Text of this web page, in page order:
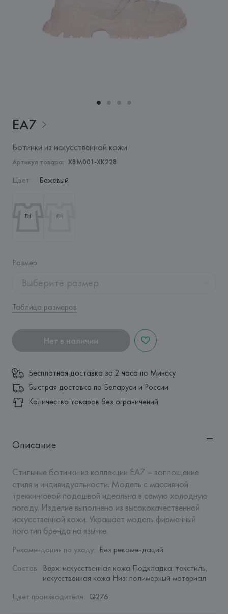
EA7
Ботинки из искусственной кожи
Артикул товара: X8M001-XK228
Цвет: Бежевый
Размер:
Выберите размер
Таблица размеров
Нет в наличии
Бесплатная доставка за 2 часа по Минску
Быстрая доставка по Беларуси и России
Количество товаров без ограничений
Описание
Стильные ботинки из коллекции EA7 – воплощение
стиля и индивидуальности. Модель с массивной
треккинговой подошвой идеальна в самую холодную
погоду. Изделие выполнено из высококачественной
искусственной кожи. Украшает модель фирменный
логотип бренда на язычке.
Рекомендация по уходу: Без рекомендаций
Состав: Верх: искусственная кожа Подкладка: текстиль,
искусственная кожа Низ: полимерный материал
Цвет производителя: Q276